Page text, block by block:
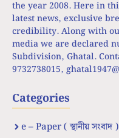
the year 2008. Here in
latest news, exclusive
credibility. Along with
media we are declared
Subdivision, Ghatal.
9732738015,
Categories
e – Paper ( স্থানীয় সংবাদ )